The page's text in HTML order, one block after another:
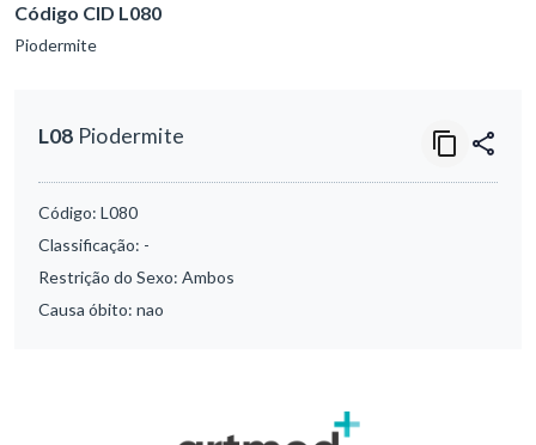
Código CID L080
Piodermite
L08 Piodermite
Código: L080
Classificação: -
Restrição do Sexo: Ambos
Causa óbito: nao